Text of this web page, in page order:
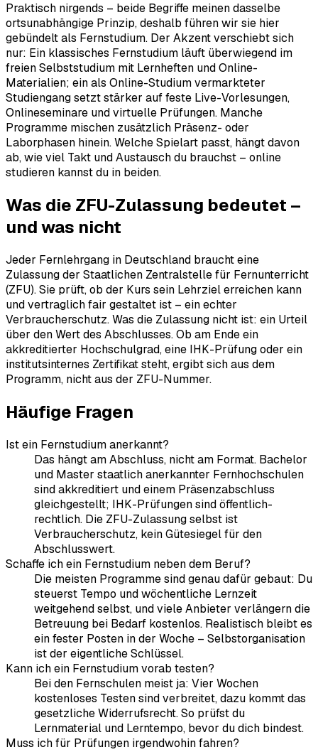
Praktisch nirgends – beide Begriffe meinen dasselbe
ortsunabhängige Prinzip, deshalb führen wir sie hier
gebündelt als Fernstudium. Der Akzent verschiebt sich
nur: Ein klassisches Fernstudium läuft überwiegend im
freien Selbststudium mit Lernheften und Online-
Materialien; ein als Online-Studium vermarkteter
Studiengang setzt stärker auf feste Live-Vorlesungen,
Onlineseminare und virtuelle Prüfungen. Manche
Programme mischen zusätzlich Präsenz- oder
Laborphasen hinein. Welche Spielart passt, hängt davon
ab, wie viel Takt und Austausch du brauchst – online
studieren kannst du in beiden.
Was die ZFU-Zulassung bedeutet –
und was nicht
Jeder Fernlehrgang in Deutschland braucht eine
Zulassung der Staatlichen Zentralstelle für Fernunterricht
(ZFU). Sie prüft, ob der Kurs sein Lehrziel erreichen kann
und vertraglich fair gestaltet ist – ein echter
Verbraucherschutz. Was die Zulassung nicht ist: ein Urteil
über den Wert des Abschlusses. Ob am Ende ein
akkreditierter Hochschulgrad, eine IHK-Prüfung oder ein
institutsinternes Zertifikat steht, ergibt sich aus dem
Programm, nicht aus der ZFU-Nummer.
Häufige Fragen
Ist ein Fernstudium anerkannt?
Das hängt am Abschluss, nicht am Format. Bachelor
und Master staatlich anerkannter Fernhochschulen
sind akkreditiert und einem Präsenzabschluss
gleichgestellt; IHK-Prüfungen sind öffentlich-
rechtlich. Die ZFU-Zulassung selbst ist
Verbraucherschutz, kein Gütesiegel für den
Abschlusswert.
Schaffe ich ein Fernstudium neben dem Beruf?
Die meisten Programme sind genau dafür gebaut: Du
steuerst Tempo und wöchentliche Lernzeit
weitgehend selbst, und viele Anbieter verlängern die
Betreuung bei Bedarf kostenlos. Realistisch bleibt es
ein fester Posten in der Woche – Selbstorganisation
ist der eigentliche Schlüssel.
Kann ich ein Fernstudium vorab testen?
Bei den Fernschulen meist ja: Vier Wochen
kostenloses Testen sind verbreitet, dazu kommt das
gesetzliche Widerrufsrecht. So prüfst du
Lernmaterial und Lerntempo, bevor du dich bindest.
Muss ich für Prüfungen irgendwohin fahren?